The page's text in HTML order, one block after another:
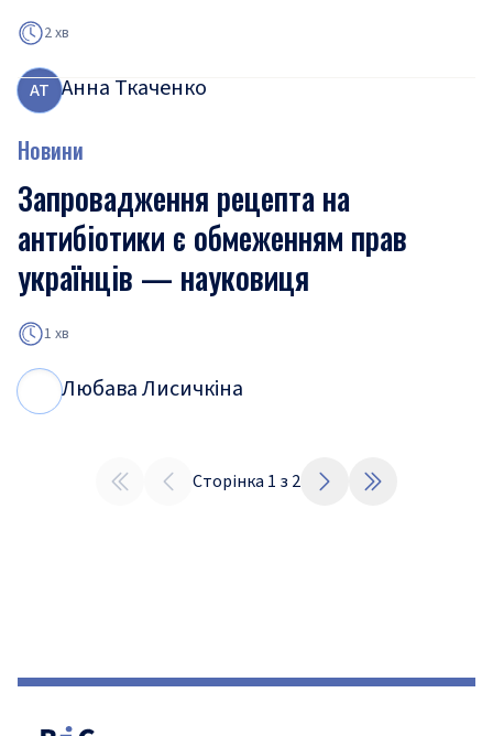
2 хв
АТ Анна Ткаченко
Новини
Запровадження рецепта на
антибіотики є обмеженням прав
українців — науковиця
1 хв
Любава Лисичкіна
Сторінка 1 з 2